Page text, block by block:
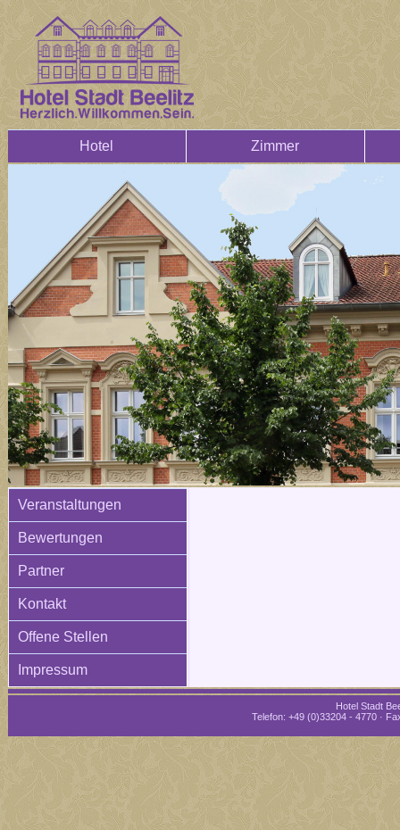
Hotel Zimmer
Veranstaltungen
Bewertungen
Partner
Kontakt
Offene Stellen
Impressum
Hotel Stadt
Telefon: +49 (0)33204 - 4770 ·